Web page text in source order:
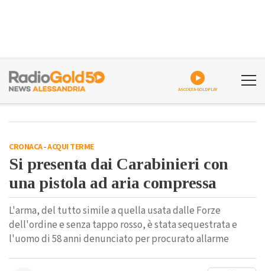
ASCOLTA GOLDPLAY
CRONACA-ACQUI TERME
Si presenta dai Carabinieri con
una pistola ad aria compressa
L'arma, del tutto simile a quella usata dalle Forze
dell'ordine e senza tappo rosso, è stata sequestrata e
l'uomo di 58 anni denunciato per procurato allarme